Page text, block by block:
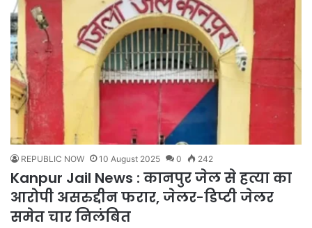
REPUBLIC NOW 10 August 2025 0 242
Kanpur Jail News : कानपुर जेल से हत्या का
आरोपी असरुद्दीन फरार, जेलर-डिप्टी जेलर
समेत चार निलंबित